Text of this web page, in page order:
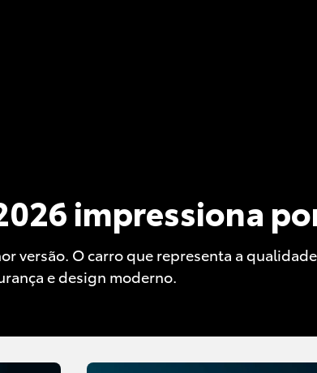
impressiona
versão. O carro que representa a
e design moderno.